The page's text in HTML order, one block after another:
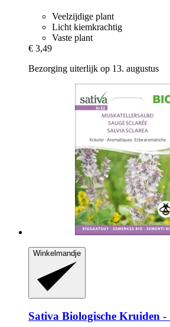
Veelzijdige plant
Licht kiemkrachtig
Vaste plant
€ 3,49
Bezorging uiterlijk op 13. augustus
Winkelmandje
Sativa Biologische Kruiden -​